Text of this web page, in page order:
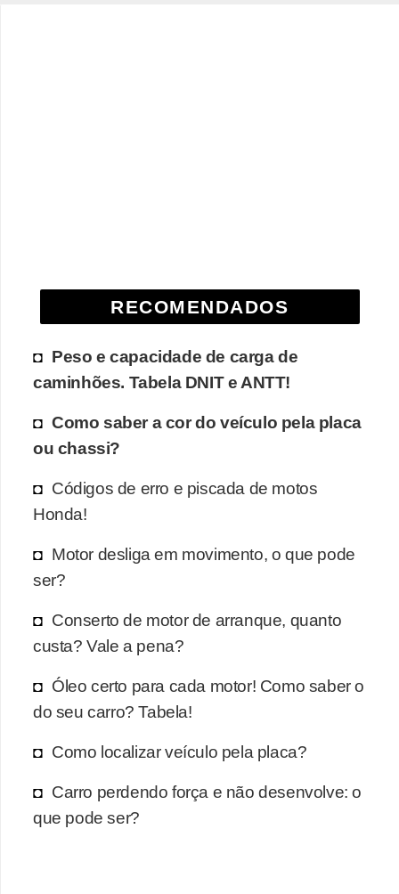
RECOMENDADOS
Peso e capacidade de carga de
caminhões. Tabela DNIT e ANTT!
Como saber a cor do veículo pela placa
ou chassi?
Códigos de erro e piscada de motos
Honda!
Motor desliga em movimento, o que pode
ser?
Conserto de motor de arranque, quanto
custa? Vale a pena?
Óleo certo para cada motor! Como saber o
do seu carro? Tabela!
Como localizar veículo pela placa?
Carro perdendo força e não desenvolve: o
que pode ser?
o
m
p
r
r
c
a
r
o
i
c
i
n
á